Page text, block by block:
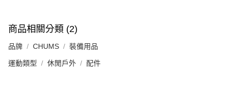
商品相關分類 (2)
品牌 CHUMS 裝備用品
運動類型 休閒戶外 配件